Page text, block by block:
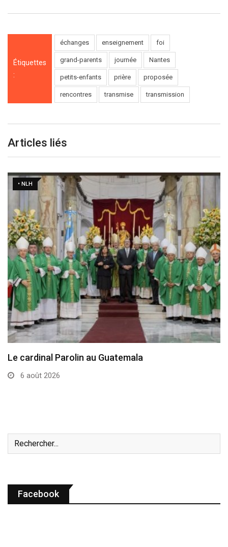
Étiquettes
:
échanges enseignement foi
grand-parents journée Nantes
petits-enfants prière proposée
rencontres transmise transmission
Articles liés
• NLH
Le cardinal Parolin au Guatemala
6 août 2026
Facebook